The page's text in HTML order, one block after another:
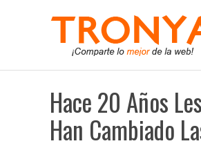
Hace 20 Años
Han Cambiado